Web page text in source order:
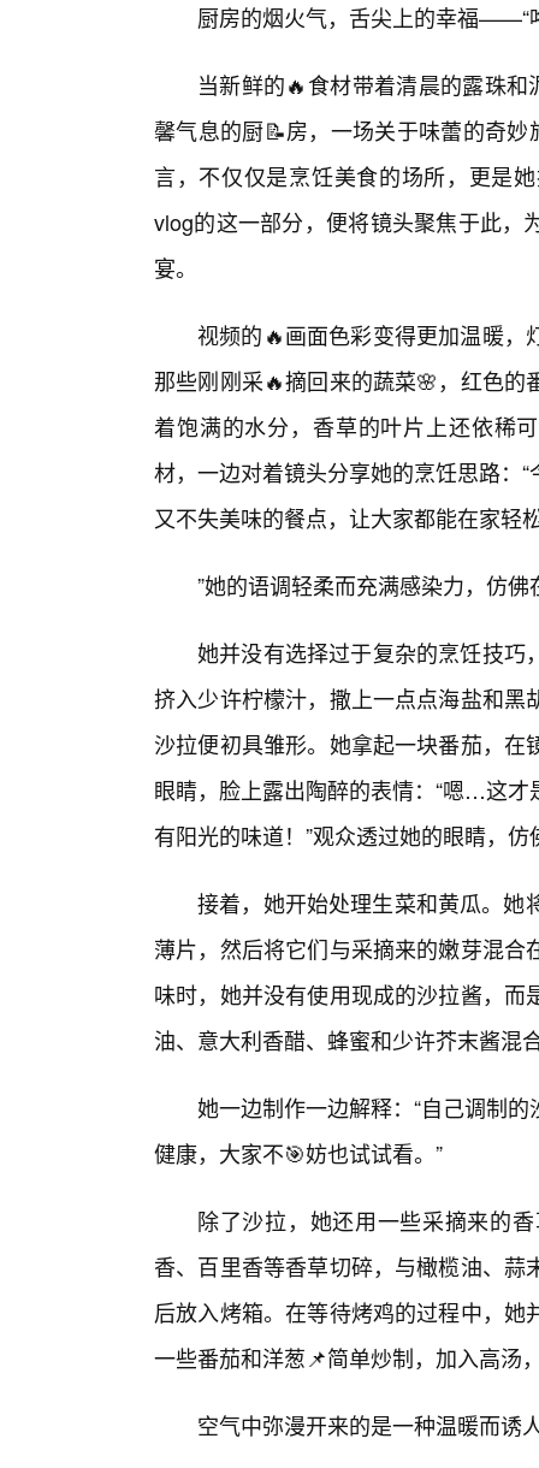
厨房的烟火气，舌尖上的幸福——“
当新鲜的🔥食材带着清晨的露珠
馨气息的厨📝房，一场关于味蕾的奇
言，不仅仅是烹饪美食的场所，更是
vlog的这一部分，便将镜头聚焦于此，
宴。
视频的🔥画面色彩变得更加温暖
那些刚刚采🔥摘回来的蔬菜🌸，红色
着饱满的水分，香草的叶片上还依稀
材，一边对着镜头分享她的烹饪思路：
又不失美味的餐点，让大家都能在家轻
”她的语调轻柔而充满感染力，仿
她并没有选择过于复杂的烹饪技巧
挤入少许柠檬汁，撒上一点点海盐和
沙拉便初具雏形。她拿起一块番茄，
眼睛，脸上露出陶醉的表情：“嗯…这
有阳光的味道！”观众透过她的眼睛，
接着，她开始处理生菜和黄瓜。她
薄片，然后将它们与采摘来的嫩芽混
味时，她并没有使用现成的沙拉酱，
油、意大利香醋、蜂蜜和少许芥末酱混
她一边制作一边解释：“自己调制
健康，大家不🎯妨也试试看。”
除了沙拉，她还用一些采摘来的
香、百里香等香草切碎，与橄榄油、
后放入烤箱。在等待烤鸡的过程中，
一些番茄和洋葱📌简单炒制，加入高汤
空气中弥漫开来的是一种温暖而诱